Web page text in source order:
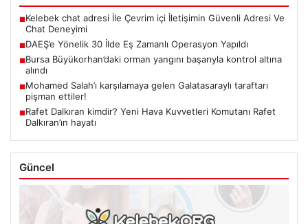
■Kelebek chat adresi İle Çevrim içi İletişimin Güvenli Adresi Ve
Chat Deneyimi
■DAEŞ’e Yönelik 30 İlde Eş Zamanlı Operasyon Yapıldı
■Bursa Büyükorhan’daki orman yangını başarıyla kontrol altına
alındı
■Mohamed Salah’ı karşılamaya gelen Galatasaraylı taraftarı
pişman ettiler!
■Rafet Dalkıran kimdir? Yeni Hava Kuvvetleri Komutanı Rafet
Dalkıran’ın hayatı
Güncel